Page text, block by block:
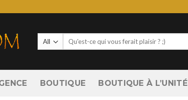
Recherche
pour :
BOUTIQUE BOUTIQUE À L’UNITÉ